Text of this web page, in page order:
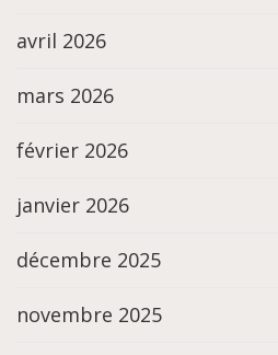
avril 2026
mars 2026
février 2026
janvier 2026
décembre 2025
novembre 2025